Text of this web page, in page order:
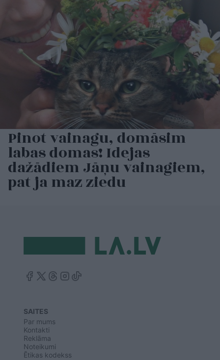
Pinot vainagu, domāsim
labas domas! Idejas
dažādiem Jāņu vainagiem,
pat ja maz ziedu
SAITES
Par mums
Kontakti
Reklāma
Noteikumi
Ētikas kodekss